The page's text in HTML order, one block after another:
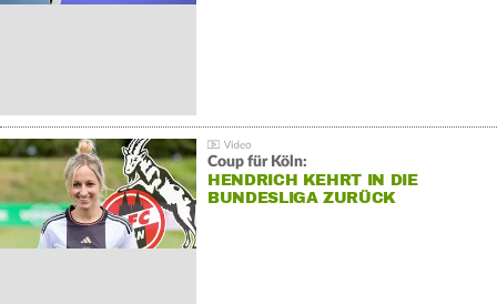
Coup für Köln:
HENDRICH KEHRT IN DIE
BUNDESLIGA ZURÜCK